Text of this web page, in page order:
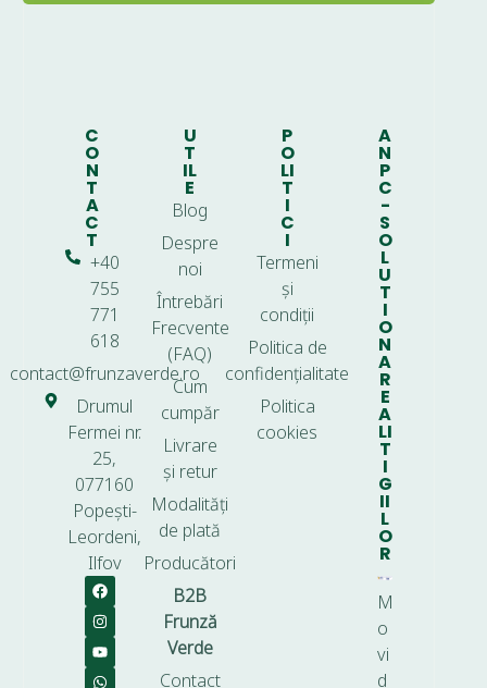
C
O
N
T
A
C
T
+40
755
771
618
contact@frunzaverde.ro
Drumul
Fermei nr.
25,
077160
Popești-
Leordeni,
Ilfov
U
T
IL
E
Blog
Despre
noi
Întrebări
Frecvente
(FAQ)
Cum
cumpăr
Livrare
și retur
Modalități
de plată
Producători
B2B
Frunză
Verde
Contact
P
O
LI
T
I
C
I
Termeni
și
condiții
Politica de
confidențialitate
Politica
cookies
A
N
P
C
-
S
O
L
U
T
I
O
N
A
R
E
A
LI
T
I
G
II
L
O
R
M
o
vi
d